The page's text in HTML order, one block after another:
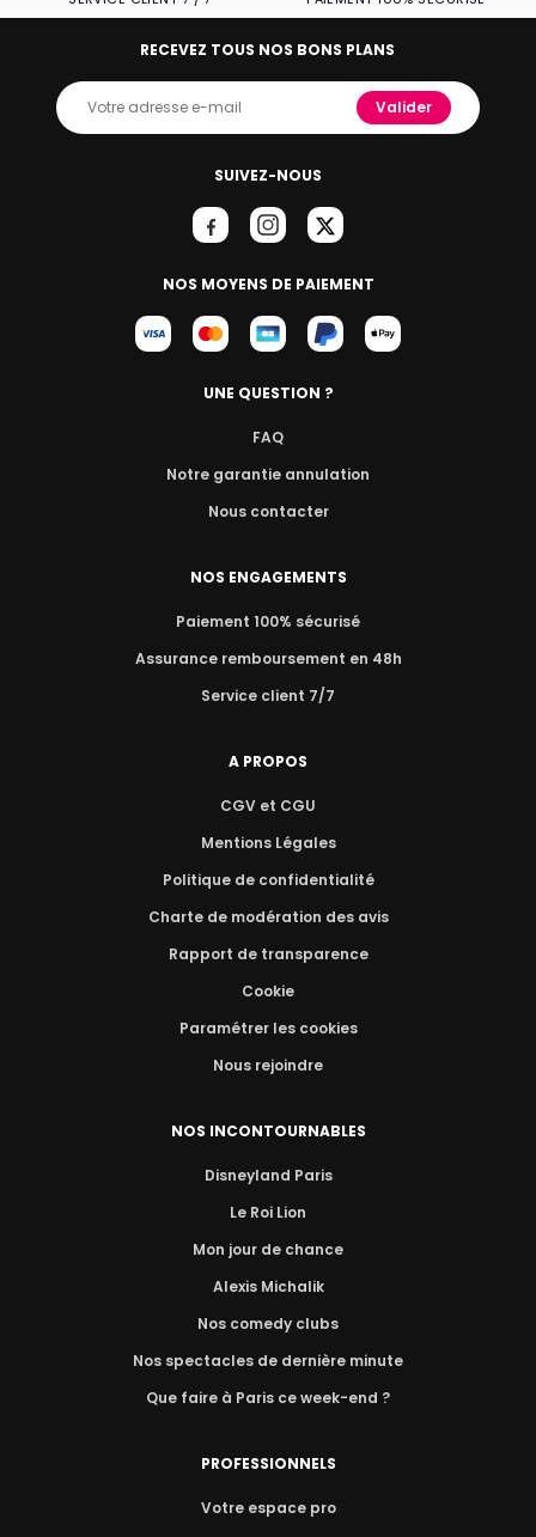
SUIVEZ-NOUS
NOS MOYENS DE PAIEMENT
RECEVEZ TOUS NOS BONS PLANS
Valider
UNE QUESTION ?
FAQ
Notre garantie annulation
Nous contacter
NOS ENGAGEMENTS
Paiement 100% sécurisé
Assurance remboursement en 48h
Service client 7/7
A PROPOS
CGV et CGU
Mentions Légales
Politique de confidentialité
Charte de modération des avis
Rapport de transparence
Cookie
Paramétrer les cookies
Nous rejoindre
NOS INCONTOURNABLES
Disneyland Paris
Le Roi Lion
Mon jour de chance
Alexis Michalik
Nos comedy clubs
Nos spectacles de dernière minute
Que faire à Paris ce week-end ?
PROFESSIONNELS
Votre espace pro